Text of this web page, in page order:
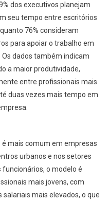
dos executivos planejam
seu tempo entre escritórios
76% consideram
para apoiar o trabalho em
dados também indicam
a maior produtividade,
entre profissionais mais
duas vezes mais tempo em
mais comum em empresas
urbanos e nos setores
o modelo é
mais jovens, com
mais elevados, o que